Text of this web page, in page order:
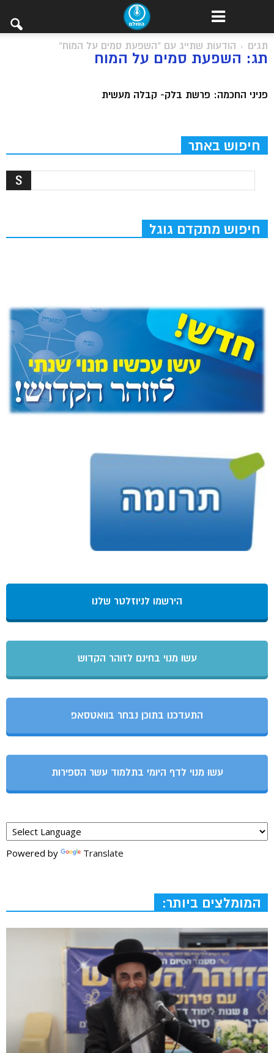
תגים הודעות שתייג עם "השפעת סמים על המוח"
תג: השפעת סמים על המוח
פניני החכמה: פרשת בלק- קבלה מעשית
חיפוש באתר
חיפוש מתקדם גוגל
הירשמו לניוזלטר שלנו
עשו מנוי בחינם לזוהר הקדוש
התעדכנו בתוכן נבחר בוואטסאפ
עשו מנוי לדף היומי בתלמוד עשר הספירות
Powered by Translate
המומלצים ביותר: